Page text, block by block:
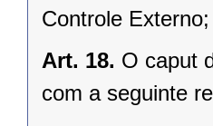
Controle Externo;
Art. 18. O caput
com a seguinte